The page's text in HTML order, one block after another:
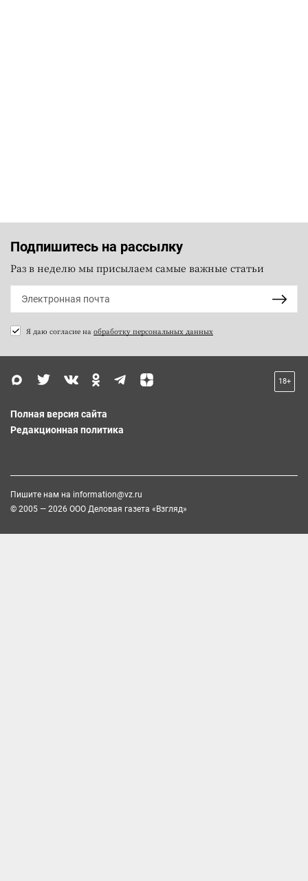
Подпишитесь на рассылку
Раз в неделю мы присылаем самые важные статьи
Я даю согласие на обработку персональных данных
18+
Полная версия сайта
Редакционная политика
Пишите нам на information@vz.ru
© 2005 — 2026 ООО Деловая газета «Взгляд»